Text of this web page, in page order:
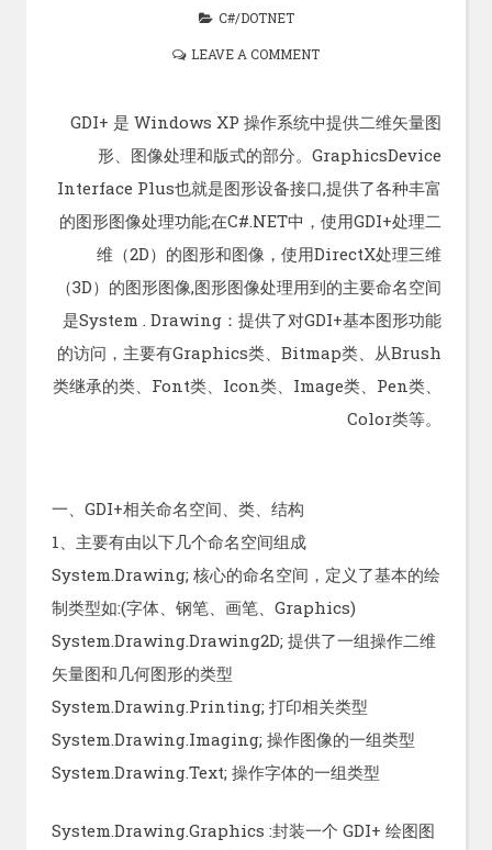
C#/DOTNET
LEAVE A COMMENT
GDI+ 是 Windows XP 操作系统中提供二维矢量图
形、图像处理和版式的部分。GraphicsDevice
Interface Plus也就是图形设备接口,提供了各种丰富
的图形图像处理功能;在C#.NET中，使用GDI+处理二
维（2D）的图形和图像，使用DirectX处理三维
（3D）的图形图像,图形图像处理用到的主要命名空间
是System . Drawing：提供了对GDI+基本图形功能
的访问，主要有Graphics类、Bitmap类、从Brush
类继承的类、Font类、Icon类、Image类、Pen类、
Color类等。
一、GDI+相关命名空间、类、结构
1、主要有由以下几个命名空间组成
System.Drawing; 核心的命名空间，定义了基本的绘
制类型如:(字体、钢笔、画笔、Graphics)
System.Drawing.Drawing2D; 提供了一组操作二维
矢量图和几何图形的类型
System.Drawing.Printing; 打印相关类型
System.Drawing.Imaging; 操作图像的一组类型
System.Drawing.Text; 操作字体的一组类型
System.Drawing.Graphics :封装一个 GDI+ 绘图图